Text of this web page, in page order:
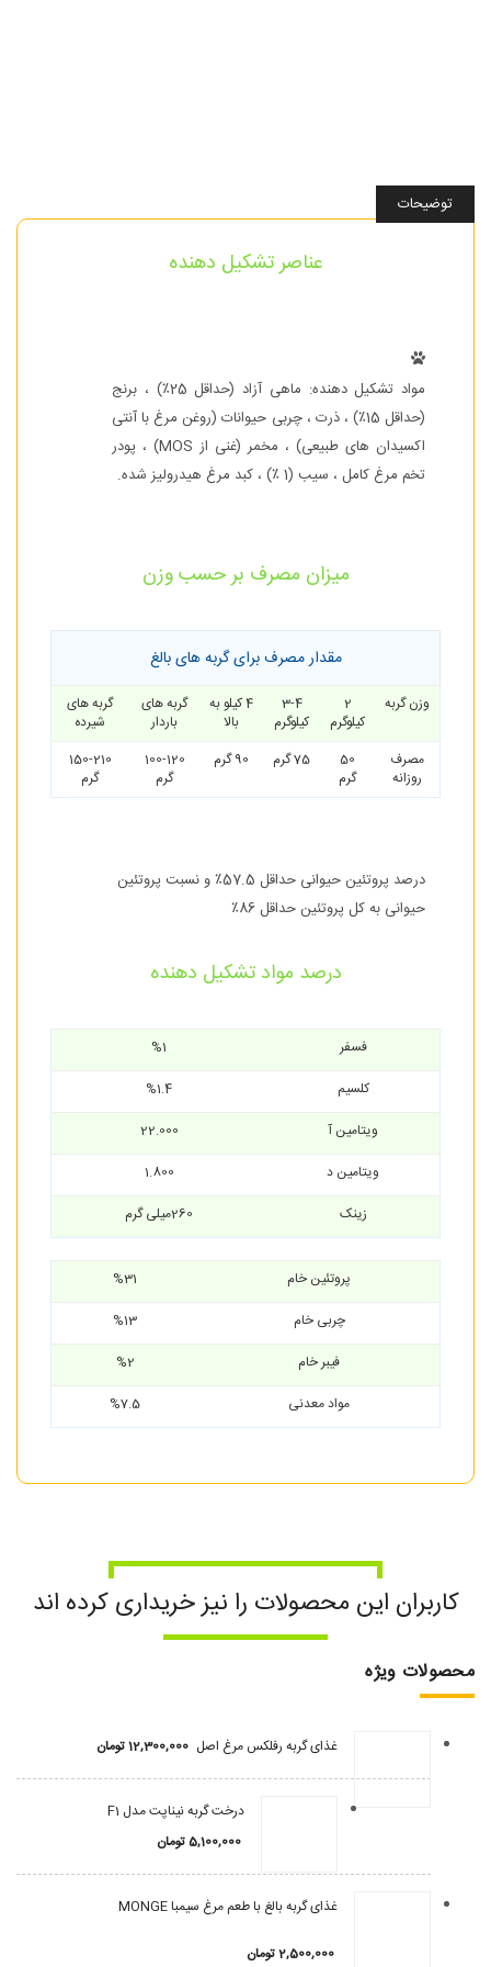
توضیحات
عناصر تشکیل دهنده
مواد تشکیل دهنده: ماهی آزاد (حداقل 25٪) ، برنج
(حداقل 15٪) ، ذرت ، چربی حیوانات (روغن مرغ با آنتی
اکسیدان های طبیعی) ، مخمر (غنی از MOS) ، پودر
تخم مرغ کامل ، سیب (1 ٪) ، کبد مرغ هیدرولیز شده.
میزان مصرف بر حسب وزن
مقدار مصرف برای گربه های بالغ
وزن گربه
2
کیلوگرم
3-4
کیلوگرم
4 کیلو به
بالا
گربه های
باردار
گربه های
شیرده
مصرف
روزانه
50
گرم
75 گرم 90 گرم
100-120
گرم
150-210
گرم
درصد پروتئین حیوانی حداقل 57.5٪ و نسبت پروتئین
حیوانی به کل پروتئین حداقل 86٪
درصد مواد تشکیل دهنده
فسفر
%1
کلسیم
%1.4
ویتامین آ
22.000
ویتامین د
1.800
زینک
260میلی گرم
پروتئین خام
%31
چربی خام
%13
فیبر خام
%2
مواد معدنی
%7.5
کاربران این محصولات را نیز خریداری کرده اند
محصولات ویژه
غذای گربه رفلکس مرغ اصل 12,300,000تومان
درخت گربه نیناپت مدل F1
5,100,000تومان
غذای گربه بالغ با طعم مرغ سیمبا MONGE
2,500,000تومان